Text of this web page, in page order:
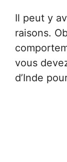
Il peut y
raisons.
vous
d’Inde